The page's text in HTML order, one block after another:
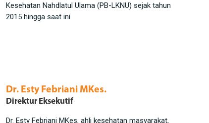
Kesehatan Nahdlatul Ulama (PB-LKNU) sejak tahun
2015 hingga saat ini.
Dr. Esty Febriani MKes.
Direktur Eksekutif
Dr. Esty Febriani MKes, ahli kesehatan masyarakat,